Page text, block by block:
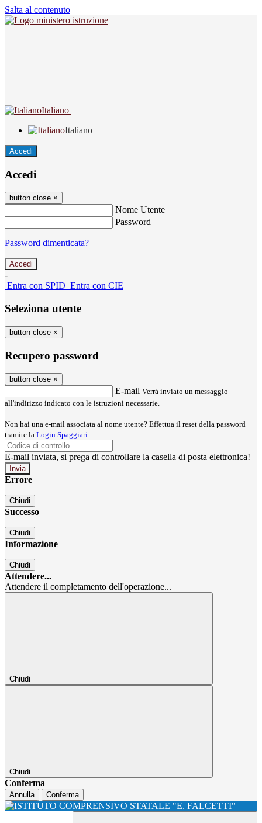
Salta al contenuto
Italiano
Italiano
Accedi
Accedi
button close ×
Nome Utente
Password
Password dimenticata?
-
Entra con SPID Entra con CIE
Seleziona utente
button close ×
Recupero password
button close ×
E-mail Verrà inviato un messaggio
all'indirizzo indicato con le istruzioni necessarie.
Non hai una e-mail associata al nome utente? Effettua il reset della password
tramite la Login Spaggiari
E-mail inviata, si prega di controllare la casella di posta elettronica!
Errore
Chiudi
Successo
Chiudi
Informazione
Chiudi
Attendere...
Attendere il completamento dell'operazione...
Chiudi
Chiudi
Conferma
Annulla Conferma